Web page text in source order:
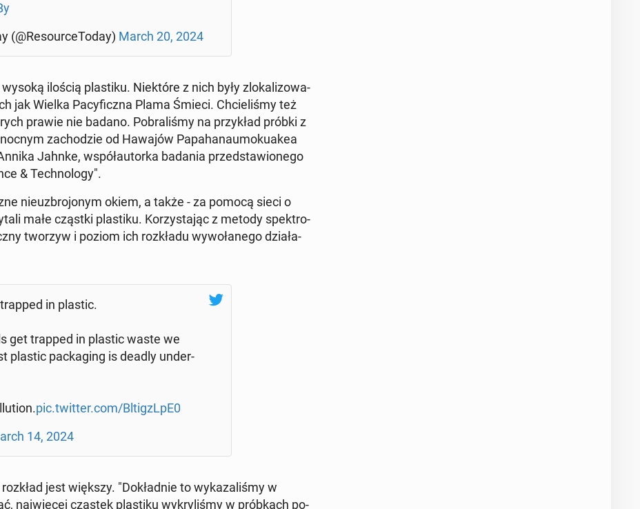
(@Re­so­ur­ce­To­day) March 20, 2024
ilością pla­sti­ku. Nie­któ­re z nich były zlo­ka­li­zo­wa­
jak Wielka Pa­cy­ficz­na Plama Śmieci. Chcie­li­śmy też
prawie nie badano. Po­bra­li­śmy na przy­kład próbki z
za­cho­dzie od Hawajów Pa­pa­ha­nau­mo­ku­akea
Jahnke, współ­au­tor­ka badania przed­sta­wio­ne­go
& Tech­no­lo­gy".
nie­uzbro­jo­nym okiem, a także - za pomocą sieci o
małe cząstki pla­sti­ku. Ko­rzy­sta­jąc z metody spek­tro­
tworzyw i poziom ich roz­kła­du wy­wo­ła­ne­go dzia­ła­
in plastic.
get trapped in plastic waste we
plastic pac­ka­ging is deadly un­der­
pic.twitter.com/Bltig­zL­pE0
14, 2024
jest większy. "Do­kład­nie to wy­ka­za­li­śmy w
naj­wię­cej cząstek pla­sti­ku wy­kry­li­śmy w prób­kach po­